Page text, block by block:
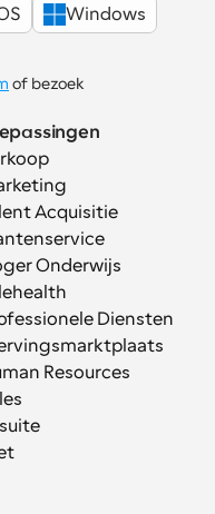
Windows
Acquisitie
Onderwijs
Diensten
Resources